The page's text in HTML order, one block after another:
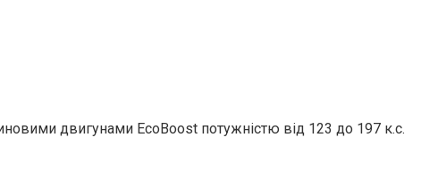
двигунами EcoBoost потужністю від 123 до 197 к.с.